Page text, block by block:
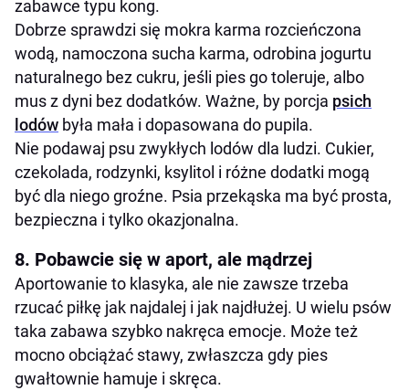
zabawce typu kong.
Dobrze sprawdzi się mokra karma rozcieńczona
wodą, namoczona sucha karma, odrobina jogurtu
naturalnego bez cukru, jeśli pies go toleruje, albo
mus z dyni bez dodatków. Ważne, by porcja psich
lodów była mała i dopasowana do pupila.
Nie podawaj psu zwykłych lodów dla ludzi. Cukier,
czekolada, rodzynki, ksylitol i różne dodatki mogą
być dla niego groźne. Psia przekąska ma być prosta,
bezpieczna i tylko okazjonalna.
8. Pobawcie się w aport, ale mądrzej
Aportowanie to klasyka, ale nie zawsze trzeba
rzucać piłkę jak najdalej i jak najdłużej. U wielu psów
taka zabawa szybko nakręca emocje. Może też
mocno obciążać stawy, zwłaszcza gdy pies
gwałtownie hamuje i skręca.